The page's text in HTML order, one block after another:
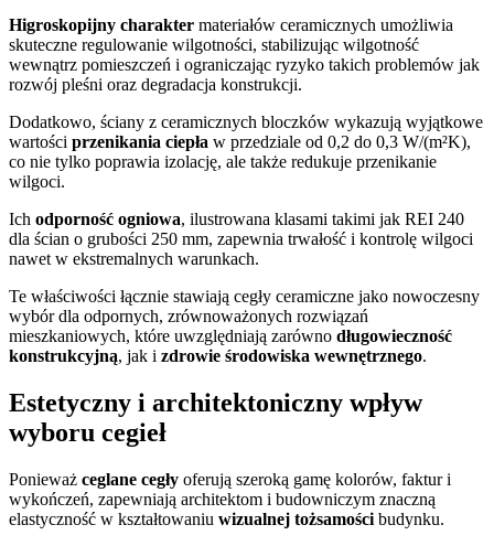
Higroskopijny charakter materiałów ceramicznych umożliwia
skuteczne regulowanie wilgotności, stabilizując wilgotność
wewnątrz pomieszczeń i ograniczając ryzyko takich problemów jak
rozwój pleśni oraz degradacja konstrukcji.
Dodatkowo, ściany z ceramicznych bloczków wykazują wyjątkowe
wartości przenikania ciepła w przedziale od 0,2 do 0,3 W/(m²K),
co nie tylko poprawia izolację, ale także redukuje przenikanie
wilgoci.
Ich odporność ogniowa, ilustrowana klasami takimi jak REI 240
dla ścian o grubości 250 mm, zapewnia trwałość i kontrolę wilgoci
nawet w ekstremalnych warunkach.
Te właściwości łącznie stawiają cegły ceramiczne jako nowoczesny
wybór dla odpornych, zrównoważonych rozwiązań
mieszkaniowych, które uwzględniają zarówno długowieczność
konstrukcyjną, jak i zdrowie środowiska wewnętrznego.
Estetyczny i architektoniczny wpływ
wyboru cegieł
Ponieważ ceglane cegły oferują szeroką gamę kolorów, faktur i
wykończeń, zapewniają architektom i budowniczym znaczną
elastyczność w kształtowaniu wizualnej tożsamości budynku.